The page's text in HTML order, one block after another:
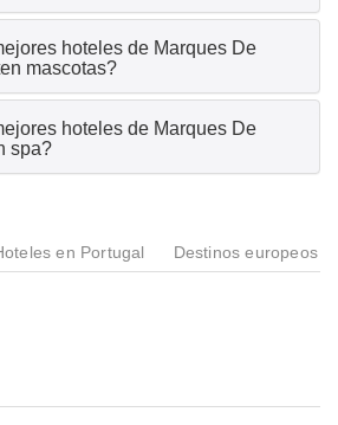
hoteles de Marques De
mascotas?
hoteles de Marques De
spa?
en Portugal Destinos europeos